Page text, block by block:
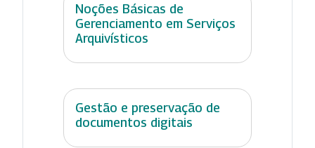
Noções Básicas de
Gerenciamento em Serviços
Arquivísticos
Gestão e preservação de
documentos digitais